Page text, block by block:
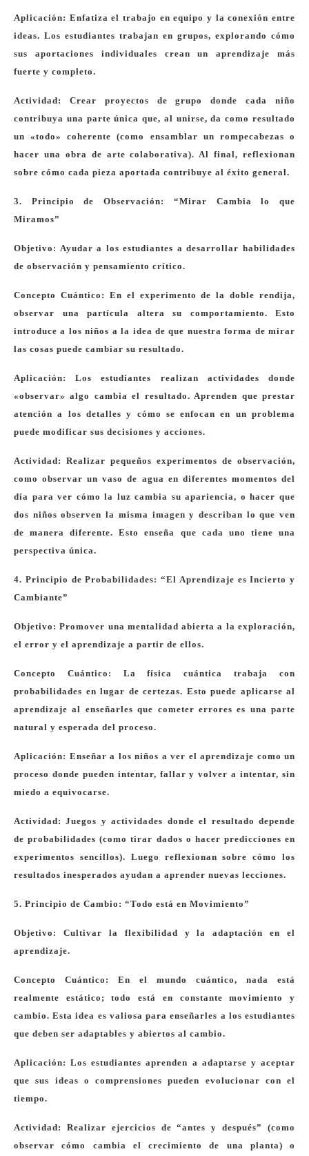
Aplicación: Enfatiza el trabajo en equipo y la conexión entre
ideas. Los estudiantes trabajan en grupos, explorando cómo
sus aportaciones individuales crean un aprendizaje más
fuerte y completo.
Actividad: Crear proyectos de grupo donde cada niño
contribuya una parte única que, al unirse, da como resultado
un «todo» coherente (como ensamblar un rompecabezas o
hacer una obra de arte colaborativa). Al final, reflexionan
sobre cómo cada pieza aportada contribuye al éxito general.
3. Principio de Observación: “Mirar Cambia lo que
Miramos”
Objetivo: Ayudar a los estudiantes a desarrollar habilidades
de observación y pensamiento crítico.
Concepto Cuántico: En el experimento de la doble rendija,
observar una partícula altera su comportamiento. Esto
introduce a los niños a la idea de que nuestra forma de mirar
las cosas puede cambiar su resultado.
Aplicación: Los estudiantes realizan actividades donde
«observar» algo cambia el resultado. Aprenden que prestar
atención a los detalles y cómo se enfocan en un problema
puede modificar sus decisiones y acciones.
Actividad: Realizar pequeños experimentos de observación,
como observar un vaso de agua en diferentes momentos del
día para ver cómo la luz cambia su apariencia, o hacer que
dos niños observen la misma imagen y describan lo que ven
de manera diferente. Esto enseña que cada uno tiene una
perspectiva única.
4. Principio de Probabilidades: “El Aprendizaje es Incierto y
Cambiante”
Objetivo: Promover una mentalidad abierta a la exploración,
el error y el aprendizaje a partir de ellos.
Concepto Cuántico: La física cuántica trabaja con
probabilidades en lugar de certezas. Esto puede aplicarse al
aprendizaje al enseñarles que cometer errores es una parte
natural y esperada del proceso.
Aplicación: Enseñar a los niños a ver el aprendizaje como un
proceso donde pueden intentar, fallar y volver a intentar, sin
miedo a equivocarse.
Actividad: Juegos y actividades donde el resultado depende
de probabilidades (como tirar dados o hacer predicciones en
experimentos sencillos). Luego reflexionan sobre cómo los
resultados inesperados ayudan a aprender nuevas lecciones.
5. Principio de Cambio: “Todo está en Movimiento”
Objetivo: Cultivar la flexibilidad y la adaptación en el
aprendizaje.
Concepto Cuántico: En el mundo cuántico, nada está
realmente estático; todo está en constante movimiento y
cambio. Esta idea es valiosa para enseñarles a los estudiantes
que deben ser adaptables y abiertos al cambio.
Aplicación: Los estudiantes aprenden a adaptarse y aceptar
que sus ideas o comprensiones pueden evolucionar con el
tiempo.
Actividad: Realizar ejercicios de “antes y después” (como
observar cómo cambia el crecimiento de una planta) o